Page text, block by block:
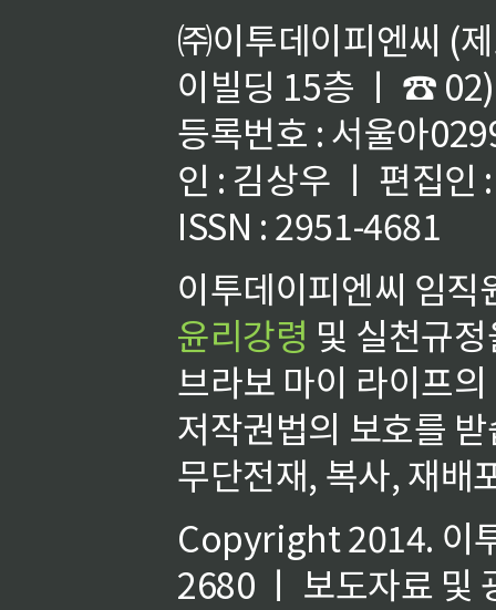
㈜이투데이피엔씨 (
이빌딩 15층 ㅣ ☎
등록번호 : 서울아
인 : 김상우 ㅣ 편집인
ISSN : 2951-4681
이투데이피엔씨 임
윤리강령 및 실천규
브라보 마이 라이프
저작권법의 보호를
무단전재, 복사, 재배
Copyright 2014. 이
2680 ㅣ 보도자료